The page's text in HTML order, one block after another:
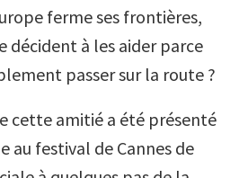
ferme ses frontières,
décident à les aider parce
passer sur la route ?
cette amitié a été présenté
au festival de Cannes de